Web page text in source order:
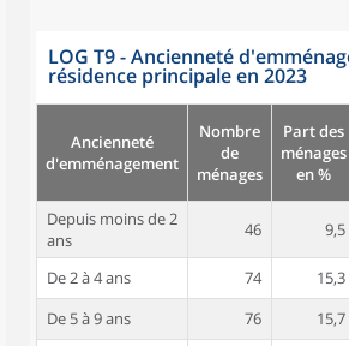
LOG T9 - Ancienneté
résidence principale en 2023
Ancienneté
d'emménagement
Nombre
de
ménages
Part des
ménages
en %
Depuis moins de 2
ans
46 9,5
De 2 à 4 ans 74 15,3
De 5 à 9 ans
76 15,7